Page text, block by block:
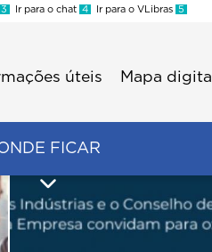
3 Ir para o chat 4 Ir para o VLibras 5
úteis Mapa digital
FICAR